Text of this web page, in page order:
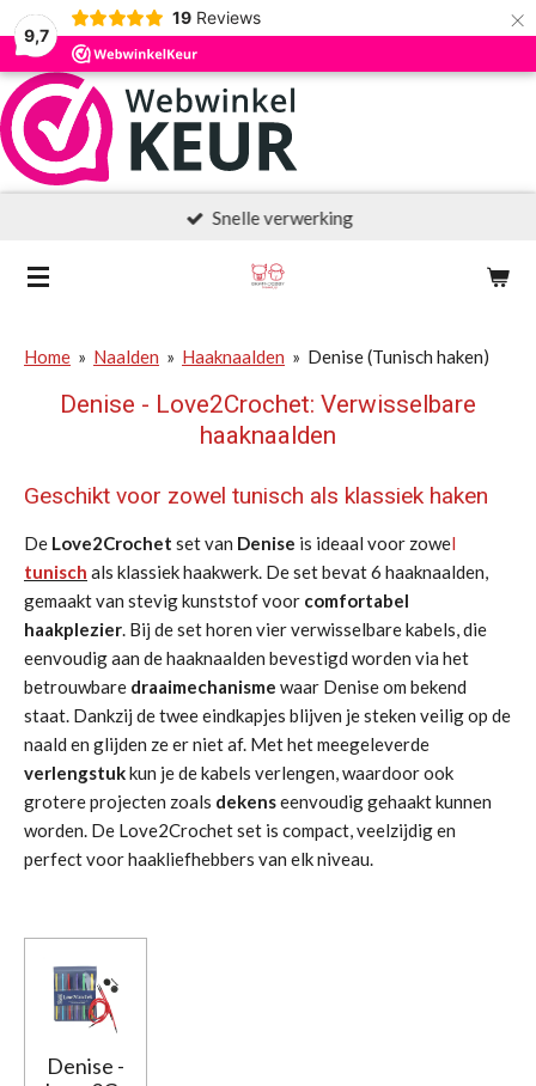
9,7
19 Reviews ×
Snelle verwerking
Home » Naalden » Haaknaalden » Denise (Tunisch haken)
Denise - Love2Crochet: Verwisselbare
haaknaalden
Geschikt voor zowel tunisch als klassiek haken
De Love2Crochet set van Denise is ideaal voor zowel
tunisch als klassiek haakwerk. De set bevat 6 haaknaalden,
gemaakt van stevig kunststof voor comfortabel
haakplezier. Bij de set horen vier verwisselbare kabels, die
eenvoudig aan de haaknaalden bevestigd worden via het
betrouwbare draaimechanisme waar Denise om bekend
staat. Dankzij de twee eindkapjes blijven je steken veilig op de
naald en glijden ze er niet af. Met het meegeleverde
verlengstukkun je de kabels verlengen, waardoor ook
grotere projecten zoals dekenseenvoudig gehaakt kunnen
worden. De Love2Crochet set is compact, veelzijdig en
perfect voor haakliefhebbers van elk niveau.
Denise -